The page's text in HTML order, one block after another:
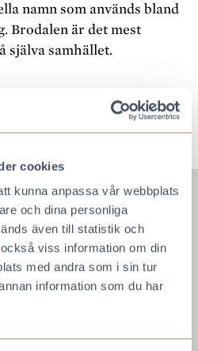
cookies
kunna anpassa vår webbplats
och dina personliga
även till statistik och
viss information om din
med andra som i sin tur
information som du har
namn som används bland
Brodalen är det mest
själva samhället.